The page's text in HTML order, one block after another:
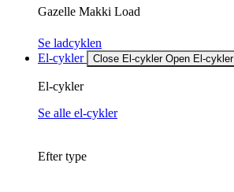
Gazelle Makki Load
Se ladcyklen
El-cykler
Close El-cykler Open El-cykler
El-cykler
Se alle el-cykler
Efter type